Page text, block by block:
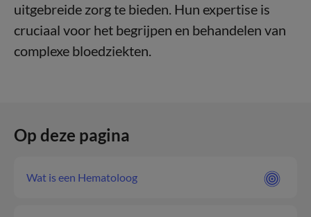
uitgebreide zorg te bieden. Hun expertise is
cruciaal voor het begrijpen en behandelen van
complexe bloedziekten.
Op deze pagina
Wat is een Hematoloog